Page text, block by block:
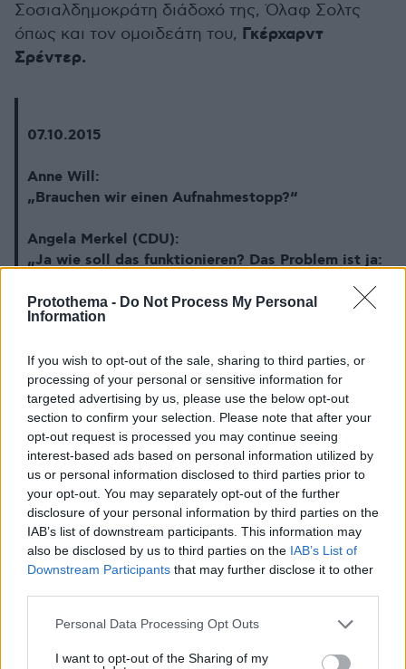
Protothema - Do Not Process My Personal
Information
If you wish to opt-out of the sale, sharing to third parties, or
processing of your personal or sensitive information for
targeted advertising by us, please use the below opt-out
section to confirm your selection. Please note that after your
opt-out request is processed you may continue seeing
interest-based ads based on personal information utilized by
us or personal information disclosed to third parties prior to
your opt-out. You may separately opt-out of the further
disclosure of your personal information by third parties on the
IAB’s list of downstream participants. This information may
also be disclosed by us to third parties on the IAB’s List of
Downstream Participants that may further disclose it to other
Please note that this website/app uses one or more Google
not limited to your visit or usage behaviour. You may click to
Personal Data Processing Opt Outs
I want to opt-out of the Sharing of my
Σοσιαλδημοκράτη διάδοχό της, Όλαφ Σολτς
όπως και τον ομοιδεάτη του, Γκέρχαρντ
Σρέντερ.
07.10.2015
Anne Will:
„Brauchen wir einen Aufnahmestopp?“
Angela Merkel (CDU):
„Ja wie soll das funktionieren? Das Problem ist ja:
„Es gibt den Aufnahmestopp nicht!“
— Mittelstand in Mittelfranken
(@MittelstandMfr)August 26, 2024
Το 2024, η Άννε Βιλ αποφάσισε να παρουσιάζει
ένα εβδομαδιαίο podcast,Politik mit Anne Will
(Πολιτική με την Άννε Βιλ) προκειμένου να
μπορεί να αφιερώσει περισσότερο χρόνο στην
προσωπική της ζωή.